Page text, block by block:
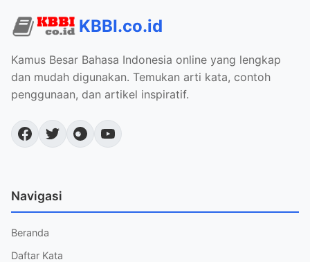
KBBI.co.id
Kamus Besar Bahasa Indonesia online yang lengkap
dan mudah digunakan. Temukan arti kata, contoh
penggunaan, dan artikel inspiratif.
Navigasi
Beranda
Daftar Kata